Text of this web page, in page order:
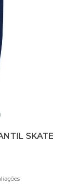
SKATE